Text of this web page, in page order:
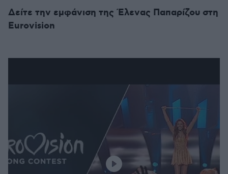
Δείτε την εμφάνιση της Έλενας Παπαρίζου στη
Eurovision